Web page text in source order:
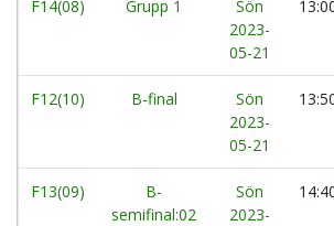
F14(08) Grupp 1
Sön
2023-
05-21
F12(10) B-final
Sön
2023-
05-21
F13(09)
B-
semifinal:02
Sön
2023-